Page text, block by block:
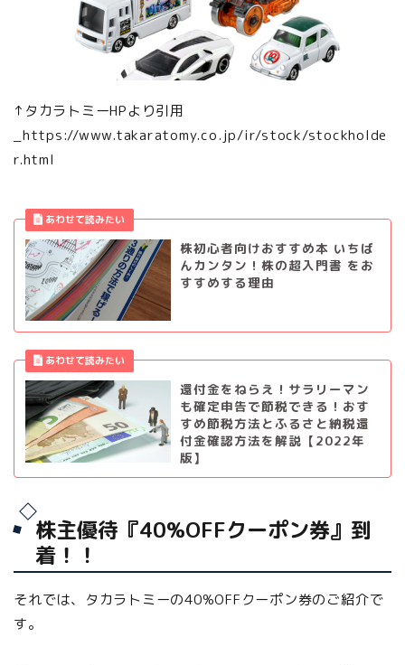
↑タカラトミーHPより引用
_https://www.takaratomy.co.jp/ir/stock/stockholde
r.html
株初心者向けおすすめ本 いちば
んカンタン！株の超入門書 をお
すすめする理由
還付金をねらえ！サラリーマン
も確定申告で節税できる！おす
すめ節税方法とふるさと納税還
付金確認方法を解説【2022年
版】
株主優待『40%OFFクーポン券』到
着！！
それでは、タカラトミーの40%OFFクーポン券のご紹介で
す。